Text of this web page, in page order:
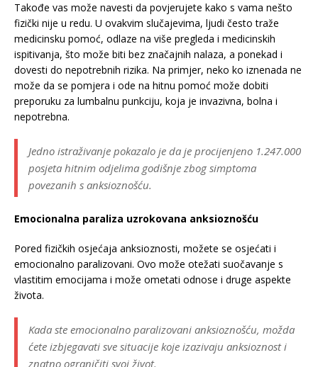
Takođe vas može navesti da povjerujete kako s vama nešto
fizički nije u redu. U ovakvim slučajevima, ljudi često traže
medicinsku pomoć, odlaze na više pregleda i medicinskih
ispitivanja, što može biti bez značajnih nalaza, a ponekad i
dovesti do nepotrebnih rizika. Na primjer, neko ko iznenada ne
može da se pomjera i ode na hitnu pomoć može dobiti
preporuku za lumbalnu punkciju, koja je invazivna, bolna i
nepotrebna.
Jedno istraživanje pokazalo je da je procijenjeno 1.247.000
posjeta hitnim odjelima godišnje zbog simptoma
povezanih s anksioznošću.
Emocionalna paraliza uzrokovana anksioznošću
Pored fizičkih osjećaja anksioznosti, možete se osjećati i
emocionalno paralizovani. Ovo može otežati suočavanje s
vlastitim emocijama i može ometati odnose i druge aspekte
života.
Kada ste emocionalno paralizovani anksioznošću, možda
ćete izbjegavati sve situacije koje izazivaju anksioznost i
znatno ograničiti svoj život.